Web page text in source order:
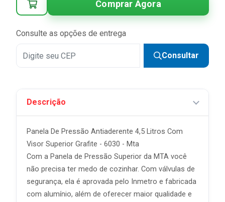
Comprar Agora
Consulte as opções de entrega
Consultar
Descrição
Panela De Pressão Antiaderente 4,5 Litros Com
Visor Superior Grafite - 6030 - Mta
Com a Panela de Pressão Superior da MTA você
não precisa ter medo de cozinhar. Com válvulas de
segurança, ela é aprovada pelo Inmetro e fabricada
com alumínio, além de oferecer maior qualidade e